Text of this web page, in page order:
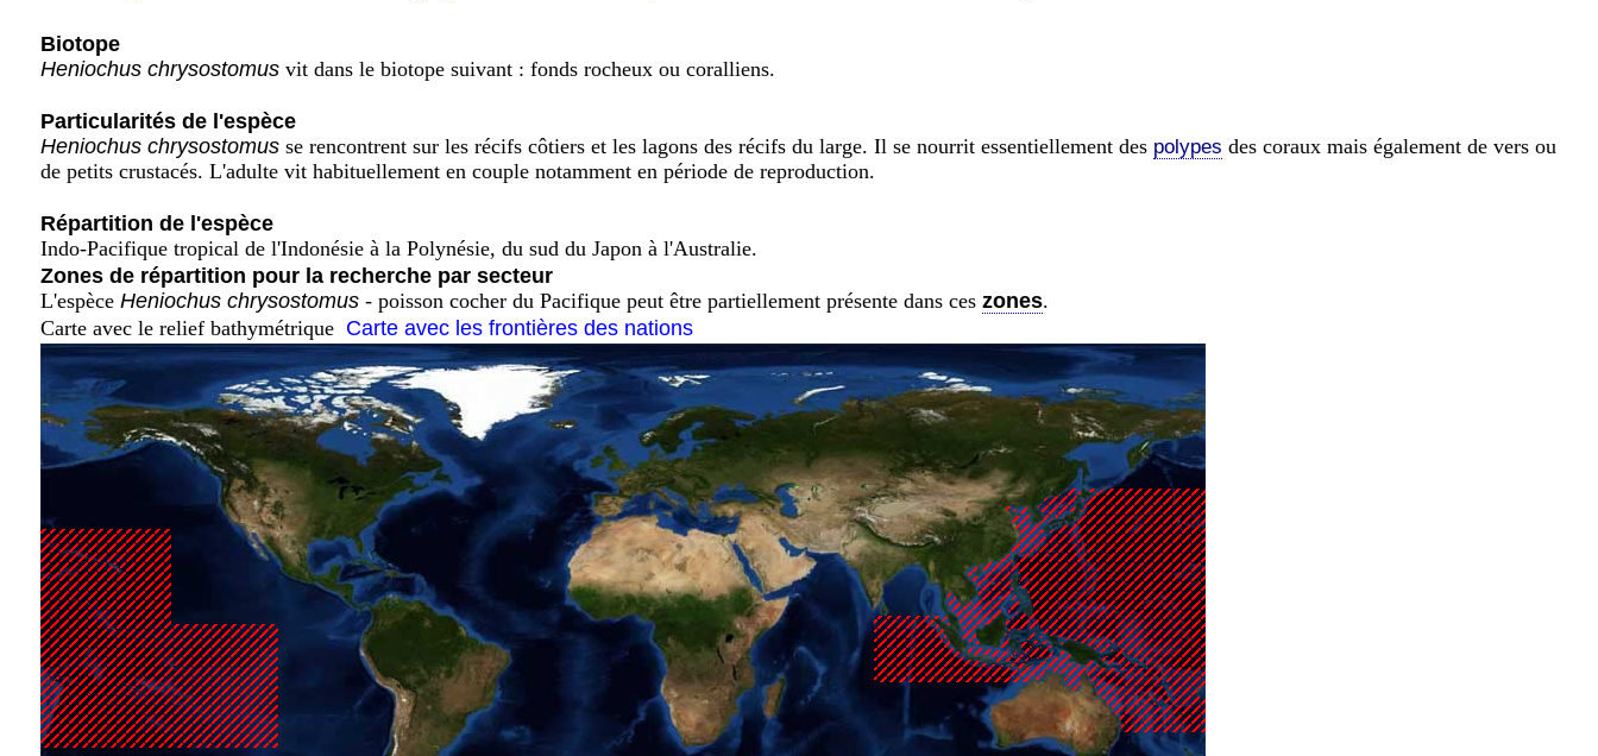
Biotope
Heniochus chrysostomus vit dans le biotope suivant : fonds rocheux ou coralliens.
Particularités de l'espèce
Heniochus chrysostomus se rencontrent sur les récifs côtiers et les lagons des récifs du large. Il se nourrit essentiellement des polypes des coraux mais également de vers ou
de petits crustacés. L'adulte vit habituellement en couple notamment en période de reproduction.
Répartition de l'espèce
Indo-Pacifique tropical de l'Indonésie à la Polynésie, du sud du Japon à l'Australie.
Zones de répartition pour la recherche par secteur
L'espèce Heniochus chrysostomus - poisson cocher du Pacifique peut être partiellement présente dans ces zones.
Carte avec le relief bathymétrique Carte avec les frontières des nations